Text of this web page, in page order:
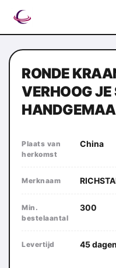
RONDE
VERHOOG
Plaats van
herkomst
China
Merknaam
Min.
bestelaantal
300
Levertijd 45 dagen